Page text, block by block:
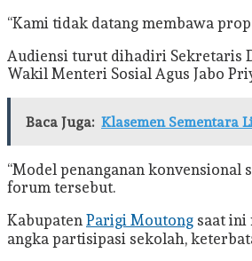
“Kami tidak datang membawa
Audiensi turut dihadiri Sekretaris
Wakil Menteri Sosial Agus Jabo
Baca Juga: Klasemen Sementara
“Model penanganan
forum tersebut.
Kabupaten Parigi Moutong saat ini
angka partisipasi sekolah,